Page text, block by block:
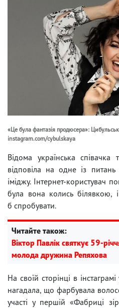
«Це була фантазія продюсера»:
instagram.com/cybulskaya
Відома українська
відповіла на одне із питань
іміджу. Інтернет-користувач
була вона колись білявкою,
б спробувати.
Читайте також:
Віктор Павлік святкує 59-
молода дружина Репяхова
На своїй сторінці в
нагадала, що фарбувала
участі у першій «Фабриці